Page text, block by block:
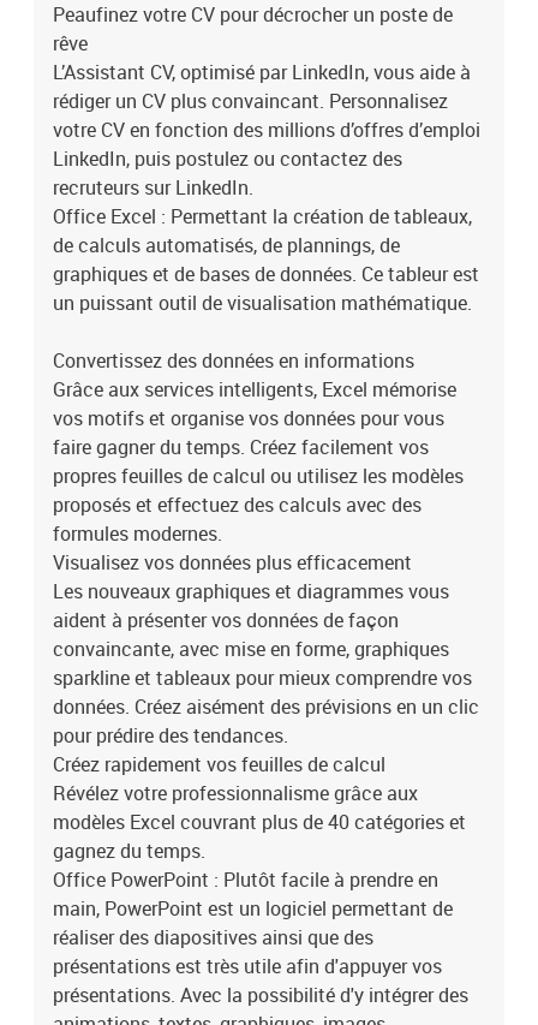
Peaufinez votre CV pour décrocher un poste de
rêve
L’Assistant CV, optimisé par LinkedIn, vous aide à
rédiger un CV plus convaincant. Personnalisez
votre CV en fonction des millions d’offres d’emploi
LinkedIn, puis postulez ou contactez des
recruteurs sur LinkedIn.
Office Excel : Permettant la création de tableaux,
de calculs automatisés, de plannings, de
graphiques et de bases de données. Ce tableur est
un puissant outil de visualisation mathématique.
Convertissez des données en informations
Grâce aux services intelligents, Excel mémorise
vos motifs et organise vos données pour vous
faire gagner du temps. Créez facilement vos
propres feuilles de calcul ou utilisez les modèles
proposés et effectuez des calculs avec des
formules modernes.
Visualisez vos données plus efficacement
Les nouveaux graphiques et diagrammes vous
aident à présenter vos données de façon
convaincante, avec mise en forme, graphiques
sparkline et tableaux pour mieux comprendre vos
données. Créez aisément des prévisions en un clic
pour prédire des tendances.
Créez rapidement vos feuilles de calcul
Révélez votre professionnalisme grâce aux
modèles Excel couvrant plus de 40 catégories et
gagnez du temps.
Office PowerPoint : Plutôt facile à prendre en
main, PowerPoint est un logiciel permettant de
réaliser des diapositives ainsi que des
présentations est très utile afin d'appuyer vos
présentations. Avec la possibilité d'y intégrer des